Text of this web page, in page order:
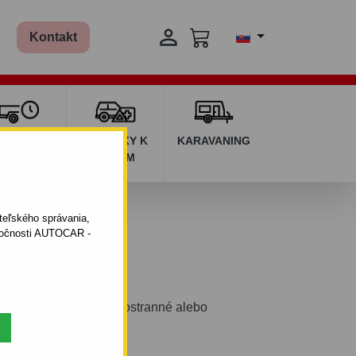
správania,
AUTOCAR -
Kontakt 
DOPLNKY K
AUTÁM
KARAVANING
ponuke nájdete jednostranné alebo